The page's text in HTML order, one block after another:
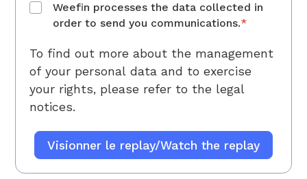
Weefin processes the data collected in
order to send you communications.*
To find out more about the management
of your personal data and to exercise
your rights, please refer to the legal
notices.